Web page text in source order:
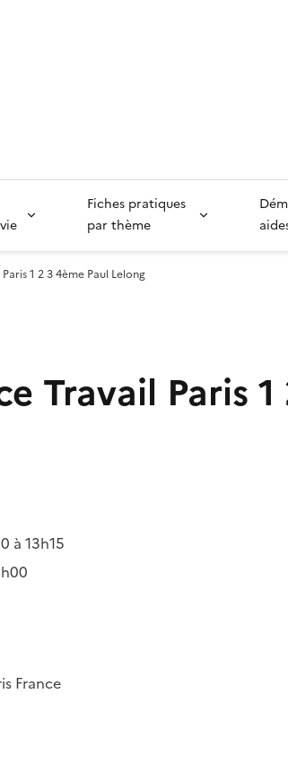
Fiches pratiques
par thème
1 2 3 4ème Paul Lelong
Travail Paris
à 13h15
France